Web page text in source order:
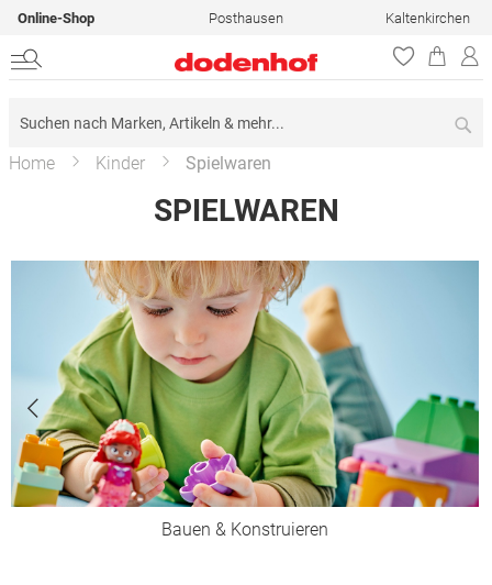
Online-Shop Posthausen Kaltenkirchen
Home Kinder Spielwaren
SPIELWAREN
Bauen & Konstruieren